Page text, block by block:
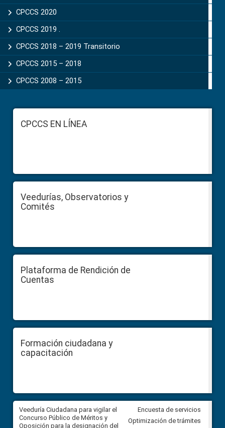
CPCCS 2020
CPCCS 2019 .
CPCCS 2018 – 2019 Transitorio
CPCCS 2015 – 2018
CPCCS 2008 – 2015
FooterCPCCS EN LÍNEA
Veedurías, Observatorios y
Comités
Plataforma de Rendición de
Cuentas
Formación ciudadana y
capacitación
Veeduría Ciudadana para vigilar el
Concurso Público de Méritos y
Oposición para la designación del
Veeduría Ciudadana para
construcción del asfaltado de
Encuesta de servicios
Optimización de trámites